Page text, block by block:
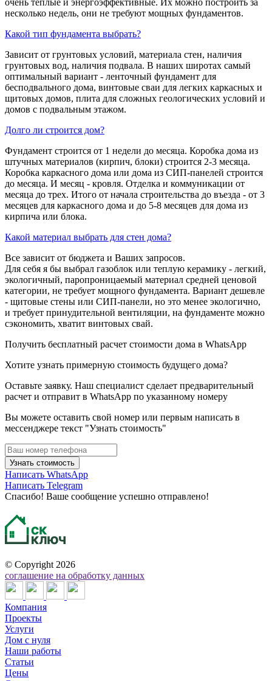
несколько недель, они не требуют мощных фундаментов.
Какой тип фундамента выбрать?
Зависит от грунтовых условий, материала стен, наличия
грунтовых вод, наличия подвала. В наших широтах самый
оптимальный вариант - ленточный фундамент для
бесподвального дома, винтовые сваи для легких каркасных и
щитовых домов, плита для сложных геологических условий и
домов с подвальным этажом.
Долго ли строится дом?
Фундамент строится от 1 недели до месяца. Коробка дома из
штучных материалов (кирпич, блоки) строится 2-3 месяца.
Коробка каркасного дома или дома из СИП-панелей строится
до месяца. И месяц - кровля. Отделка и коммуникации от
месяца до трех. Итого от начала строительства до въезда - от 3
месяцев для каркасного дома и до 5-8 месяцев для дома из
кирпича или блока.
Какой материал выбрать для стен дома?
Все зависит от бюджета и Ваших запросов.
Для себя я бы выбрал газоблок или теплую керамику - легкий,
экологичный, паропроницаемый материал средней ценовой
категории, не требует мощного фундамента. Вариант дешевле
- щитовые стены или СИП-панели, но это менее экологично,
и требует принудительной вентиляции, на фундаменте можно
сэкономить, хватит винтовых свай.
Получить бесплатный расчет стоимости дома в WhatsApp
Хотите узнать примерную стоимость будущего дома?
Оставьте заявку. Наш специалист сделает предварительный
расчет и отправит в WhatsApp по указанному номеру
Вы можете оставить свой номер или первым написать в
мессенджере текст "Узнать стоимость"
Узнать стоимость
Написать WhatsApp
Написать Telegram
Спасибо! Ваше сообщение успешно отправлено!
© Copyright 2026
соглашение на обработку данных
Компания
Проекты
Услуги
Дом с нуля
Наши работы
Статьи
Цены